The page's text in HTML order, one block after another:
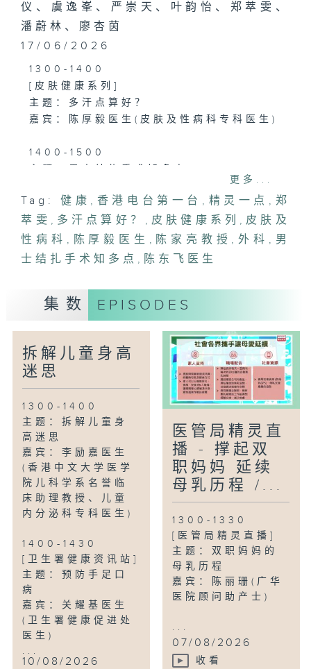
仪、虞逸峯、严崇天、叶韵怡、郑萃雯、
潘蔚林、廖杏茵
17/06/2026
1300-1400
[皮肤健康系列]
主题：多汗点算好？
嘉宾：陈厚毅医生(皮肤及性病科专科医生)
1400-1500
更多...
Tag: 健康 , 香港电台第一台 , 精灵一点 , 郑
萃雯 , 多汗点算好？ , 皮肤健康系列 ,皮肤及
性病科 , 陈厚毅医生 , 陈家亮教授 , 外科 , 男
士结扎手术知多点 , 陈东飞医生
集数 EPISODES
拆解儿童身高
迷思
1300-1400
主题：拆解儿童身
高迷思
嘉宾：李励嘉医生
(香港中文大学医学
院儿科学系名誉临
床助理教授、儿童
内分泌科专科医生)
1400-1430
[卫生署健康资讯站]
主题：预防手足口
病
嘉宾：关耀基医生
(卫生署健康促进处
医生)
...
10/08/2026
医管局精灵直
播 - 撑起双
职妈妈 延续
母乳历程 /...
1300-1330
[医管局精灵直播]
主题：双职妈妈的
母乳历程
嘉宾：陈丽珊(广华
医院顾问助产士)
...
07/08/2026
收看